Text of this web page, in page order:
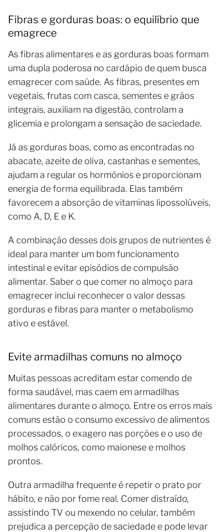
Fibras e gorduras boas: o equilíbrio que
emagrece
As fibras alimentares e as gorduras boas formam
uma dupla poderosa no cardápio de quem busca
emagrecer com saúde. As fibras, presentes em
vegetais, frutas com casca, sementes e grãos
integrais, auxiliam na digestão, controlam a
glicemia e prolongam a sensação de saciedade.
Já as gorduras boas, como as encontradas no
abacate, azeite de oliva, castanhas e sementes,
ajudam a regular os hormônios e proporcionam
energia de forma equilibrada. Elas também
favorecem a absorção de vitaminas lipossolúveis,
como A, D, E e K.
A combinação desses dois grupos de nutrientes é
ideal para manter um bom funcionamento
intestinal e evitar episódios de compulsão
alimentar. Saber o que comer no almoço para
emagrecer inclui reconhecer o valor dessas
gorduras e fibras para manter o metabolismo
ativo e estável.
Evite armadilhas comuns no almoço
Muitas pessoas acreditam estar comendo de
forma saudável, mas caem em armadilhas
alimentares durante o almoço. Entre os erros mais
comuns estão o consumo excessivo de alimentos
processados, o exagero nas porções e o uso de
molhos calóricos, como maionese e molhos
prontos.
Outra armadilha frequente é repetir o prato por
hábito, e não por fome real. Comer distraído,
assistindo TV ou mexendo no celular, também
prejudica a percepção de saciedade e pode levar